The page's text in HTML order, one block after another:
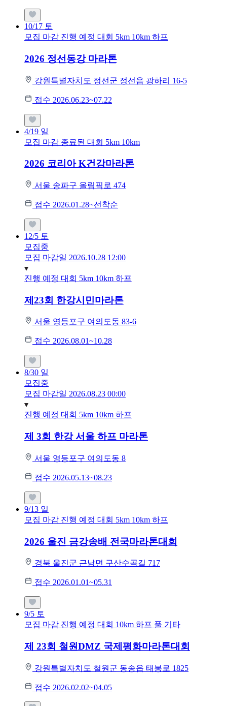
10/17 토
모집 마감 진행 예정 대회 5km 10km 하프
2026 정선동강 마라톤
강원특별자치도 정선군 정선읍 광하리 16-5
접수 2026.06.23~07.22
4/19 일
모집 마감 종료된 대회 5km 10km
2026 코리아 K건강마라톤
서울 송파구 올림픽로 474
접수 2026.01.28~선착순
12/5 토
모집중
모집 마감일 2026.10.28 12:00
진행 예정 대회 5km 10km 하프
제23회 한강시민마라톤
서울 영등포구 여의도동 83-6
접수 2026.08.01~10.28
8/30 일
모집중
모집 마감일 2026.08.23 00:00
진행 예정 대회 5km 10km 하프
제 3회 한강 서울 하프 마라톤
서울 영등포구 여의도동 8
접수 2026.05.13~08.23
9/13 일
모집 마감 진행 예정 대회 5km 10km 하프
2026 울진 금강송배 전국마라톤대회
경북 울진군 근남면 구산수곡길 717
접수 2026.01.01~05.31
9/5 토
모집 마감 진행 예정 대회 10km 하프 풀 기타
제 23회 철원DMZ 국제평화마라톤대회
강원특별자치도 철원군 동송읍 태봉로 1825
접수 2026.02.02~04.05